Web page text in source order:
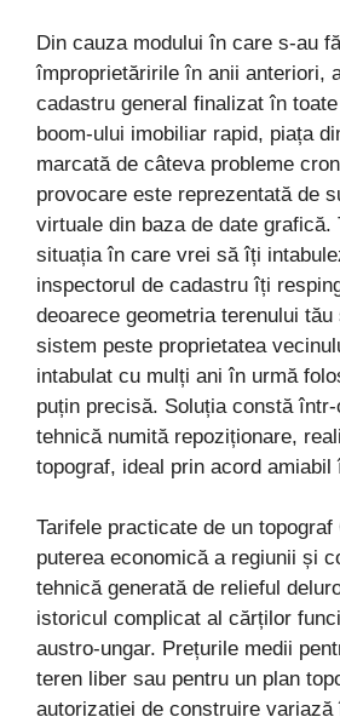
Din cauza modului în care s-au
împroprietăririle în anii anteriori,
cadastru general finalizat în
boom-ului imobiliar rapid, piața
marcată de câteva probleme
provocare este reprezentată de
virtuale din baza de date grafică.
situația în care vrei să îți
inspectorul de cadastru îți
deoarece geometria terenului
sistem peste proprietatea
intabulat cu mulți ani în urmă
puțin precisă. Soluția constă
tehnică numită repoziționare,
topograf, ideal prin acord amiabil
Tarifele practicate de un
puterea economică a regiunii și
tehnică generată de relieful
istoricul complicat al cărților
austro-ungar. Prețurile medii
teren liber sau pentru un plan
autorizației de construire